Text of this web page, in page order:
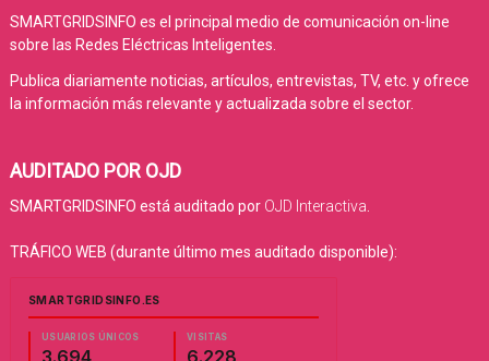
SMARTGRIDSINFO es el principal medio de comunicación on-line
sobre las Redes Eléctricas Inteligentes.
Publica diariamente noticias, artículos, entrevistas, TV, etc. y ofrece
la información más relevante y actualizada sobre el sector.
AUDITADO POR OJD
SMARTGRIDSINFO está auditado por OJD Interactiva
TRÁFICO WEB (durante último mes auditado disponible):